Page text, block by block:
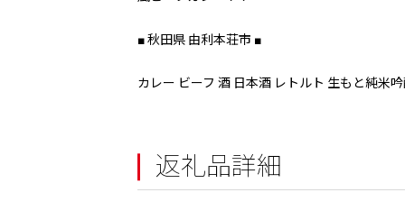
■ 秋田県 由利本荘市 ■
カレー ビーフ 酒 日本酒 レトルト 生もと純米
返礼品詳細